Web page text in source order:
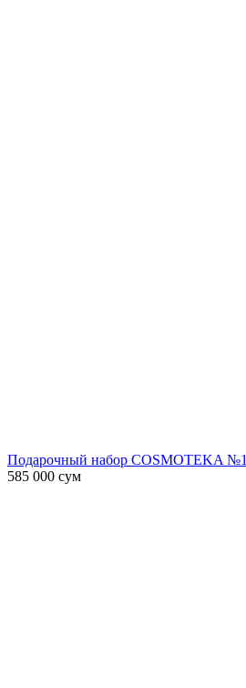
Подарочный набор COSMOTEKA №1
585 000 сум